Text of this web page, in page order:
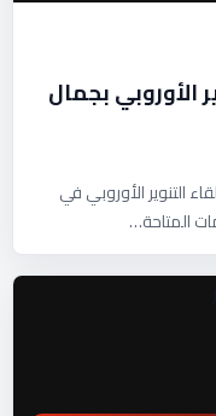
بجمال
التنوير الأوروبي في
المتاحة…